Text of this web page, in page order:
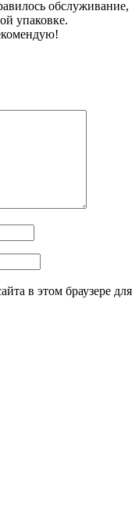
обслуживание,
упаковке.
в этом браузере для